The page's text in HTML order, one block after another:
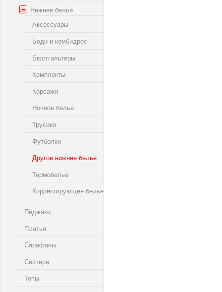
Нижнее бельё
Аксессуары
Боди и комбидрес
Бюстгальтеры
Комплекты
Корсажи
Ночное белье
Трусики
Футболки
Другое нижнее белье
Термобелье
Корректирующее белье
Пиджаки
Платья
Сарафаны
Свитера
Топы